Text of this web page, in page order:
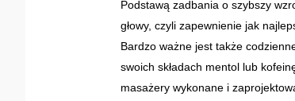
Podstawą zadbania o szybszy
głowy, czyli zapewnienie jak
Bardzo ważne jest także
swoich składach mentol lub
masażery wykonane i